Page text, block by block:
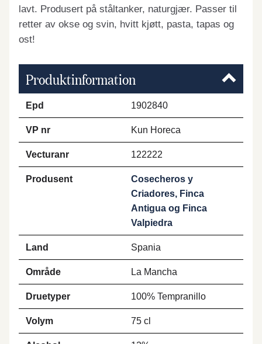
lavt. Produsert på ståltanker, naturgjær. Passer til
retter av okse og svin, hvitt kjøtt, pasta, tapas og
ost!
Produktinformation
Epd 1902840
VP nr Kun Horeca
Vecturanr 122222
Produsent
Cosecheros y
Criadores, Finca
Antigua og Finca
Valpiedra
Land Spania
Område La Mancha
Druetyper 100% Tempranillo
Volym 75 cl